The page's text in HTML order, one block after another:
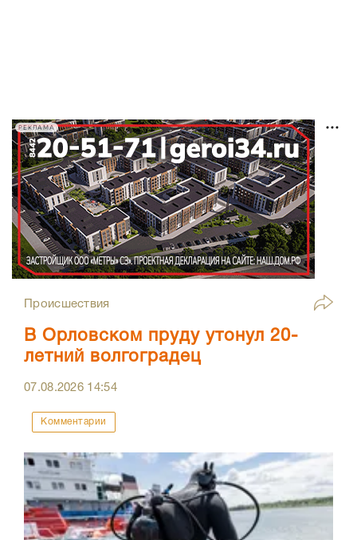
РЕКЛАМА
Происшествия
В Орловском пруду утонул 20-
летний волгоградец
07.08.2026 14:54
Комментарии